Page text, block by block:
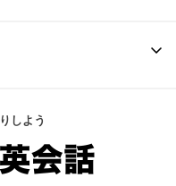
しよう